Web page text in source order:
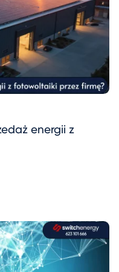
energii z